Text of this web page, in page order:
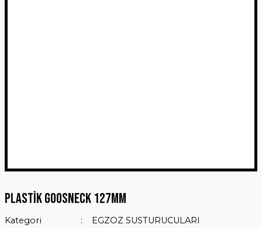
Plastik Goosneck 127mm
Kategori
EGZOZ SUSTURUCULARI